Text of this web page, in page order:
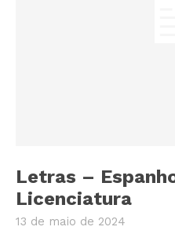
Letras –
Licenciatura
13 de maio de 2024